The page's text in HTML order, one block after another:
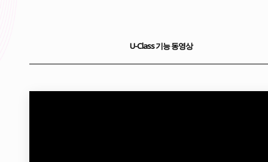
U-Class 기능 동영상